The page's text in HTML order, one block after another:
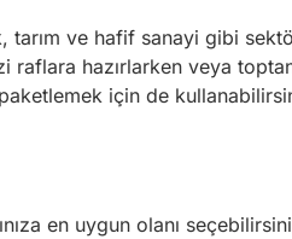
ve hafif sanayi gibi
hazırlarken veya
için de
en uygun olanı